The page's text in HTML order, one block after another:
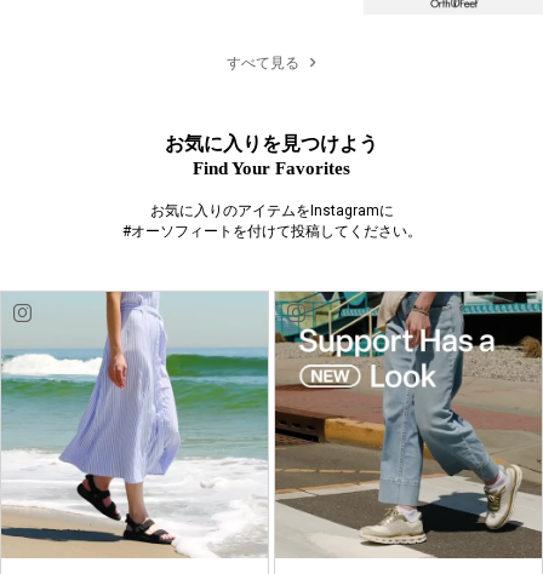
すべて見る
お気に入りを見つけよう
Find Your Favorites
お気に入りのアイテムをInstagramに
#オーソフィートを付けて投稿してください。